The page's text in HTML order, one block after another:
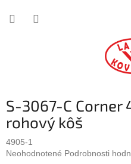
S-3067-C Corner
rohový kôš
4905-1
Priemerné
Neohodnotené Podrobnosti